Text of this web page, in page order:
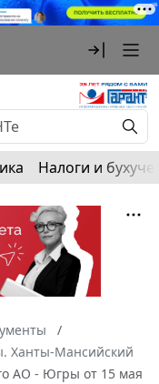
Налоги и
Ханты-Мансийский
АО - Югры от 15 мая